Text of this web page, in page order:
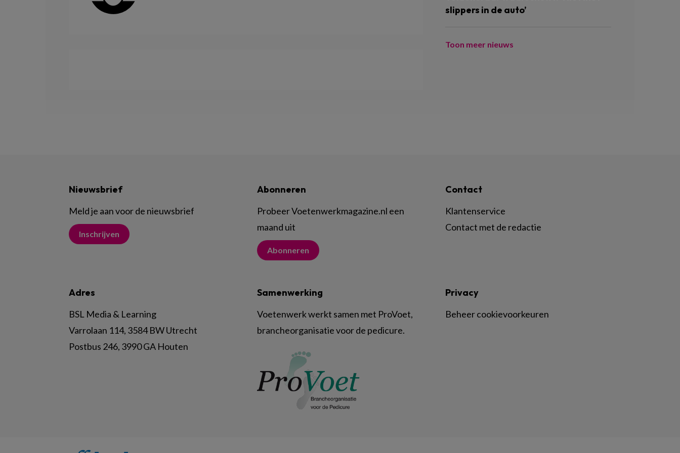
slippers in de auto’
Toon meer nieuws
Nieuwsbrief
Meld je aan voor de nieuwsbrief
Inschrijven
Abonneren
Probeer Voetenwerkmagazine.nl een
maand uit
Abonneren
Contact
Klantenservice
Contact met de redactie
Adres
BSL Media & Learning
Varrolaan 114, 3584 BW Utrecht
Postbus 246, 3990 GA Houten
Samenwerking
Voetenwerk werkt samen met ProVoet,
brancheorganisatie voor de pedicure.
Privacy
Beheer cookievoorkeuren